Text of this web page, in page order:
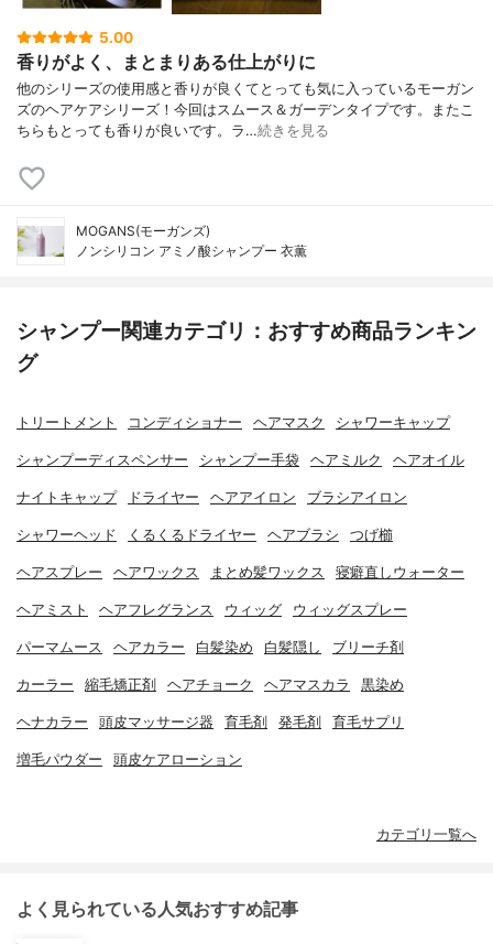
5.00
香りがよく、まとまりある仕上がりに
他のシリーズの使用感と香りが良くてとっても気に入っているモーガン
ズのヘアケアシリーズ！今回はスムース＆ガーデンタイプです。またこ
ちらもとっても香りが良いです。ラ…続きを見る
MOGANS(モーガンズ)
ノンシリコン アミノ酸シャンプー 衣薫
シャンプー関連カテゴリ：おすすめ商品ランキン
グ
トリートメント コンディショナー ヘアマスク シャワーキャップ
シャンプーディスペンサー シャンプー手袋 ヘアミルク ヘアオイル
ナイトキャップ ドライヤー ヘアアイロン ブラシアイロン
シャワーヘッド くるくるドライヤー ヘアブラシ つげ櫛
ヘアスプレー ヘアワックス まとめ髪ワックス 寝癖直しウォーター
ヘアミスト ヘアフレグランス ウィッグ ウィッグスプレー
パーマムース ヘアカラー 白髪染め 白髪隠し ブリーチ剤
カーラー 縮毛矯正剤 ヘアチョーク ヘアマスカラ 黒染め
ヘナカラー 頭皮マッサージ器 育毛剤 発毛剤 育毛サプリ
増毛パウダー 頭皮ケアローション
カテゴリ一覧へ
よく見られている人気おすすめ記事